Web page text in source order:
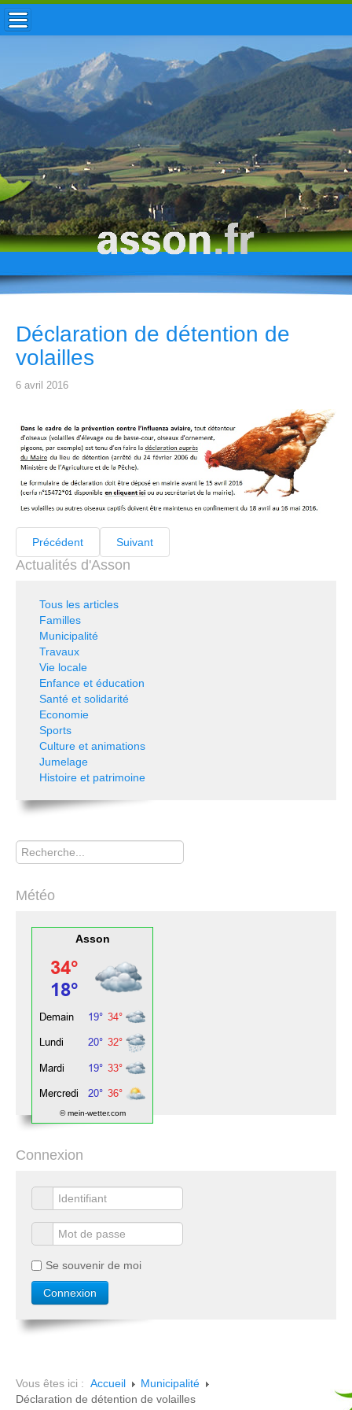
ACCUEIL / INFOS
MUNICIPALITÉ
VIE LOCALE
ENFANCE
TOURISME
HISTOIRE
Déclaration de détention de
volailles
6 avril 2016
Précédent Suivant
Actualités d'Asson
Tous les articles
Familles
Municipalité
Travaux
Vie locale
Enfance et éducation
Santé et solidarité
Economie
Sports
Culture et animations
Jumelage
Histoire et patrimoine
Rechercher
Météo
Asson
© mein-wetter.com
Connexion
Se souvenir de moi
Vous êtes ici : Accueil
Municipalité
Déclaration de détention de volailles